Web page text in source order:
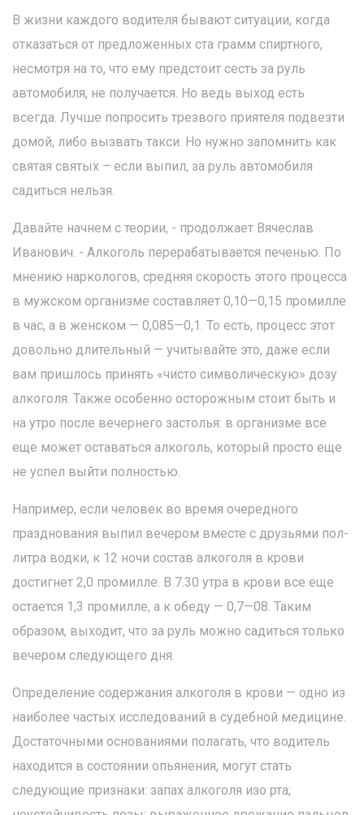
В жизни каждого водителя бывают ситуации, когда
отказаться от предложенных ста грамм спиртного,
несмотря на то, что ему предстоит сесть за руль
автомобиля, не получается. Но ведь выход есть
всегда. Лучше попросить трезвого приятеля подвезти
домой, либо вызвать такси. Но нужно запомнить как
святая святых – если выпил, за руль автомобиля
садиться нельзя.
Давайте начнем с теории, - продолжает Вячеслав
Иванович. - Алкоголь перерабатывается печенью. По
мнению наркологов, средняя скорость этого процесса
в мужском организме составляет 0,10—0,15 промилле
в час, а в женском — 0,085—0,1. То есть, процесс этот
довольно длительный — учитывайте это, даже если
вам пришлось принять «чисто символическую» дозу
алкоголя. Также особенно осторожным стоит быть и
на утро после вечернего застолья: в организме все
еще может оставаться алкоголь, который просто еще
не успел выйти полностью.
Например, если человек во время очередного
празднования выпил вечером вместе с друзьями пол-
литра водки, к 12 ночи состав алкоголя в крови
достигнет 2,0 промилле. В 7.30 утра в крови все еще
остается 1,3 промилле, а к обеду — 0,7—08. Таким
образом, выходит, что за руль можно садиться только
вечером следующего дня.
Определение содержания алкоголя в крови — одно из
наиболее частых исследований в судебной медицине.
Достаточными основаниями полагать, что водитель
находится в состоянии опьянения, могут стать
следующие признаки: запах алкоголя изо рта;